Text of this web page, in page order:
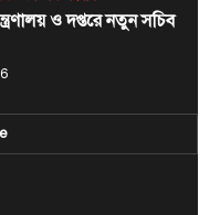
বাংলাদেশ (ড্যাব) এর ৩৭ তম
বিশেষ সংবাদ